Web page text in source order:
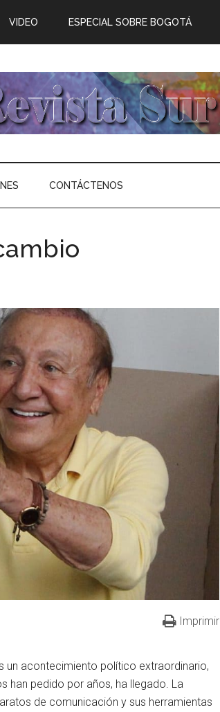
VIDEO ESPECIAL SOBRE BOGOTÁ
CONTÁCTENOS
Imprimir
acontecimiento político extraordinario,
han pedido por años, ha llegado. La
de comunicación y sus herramientas